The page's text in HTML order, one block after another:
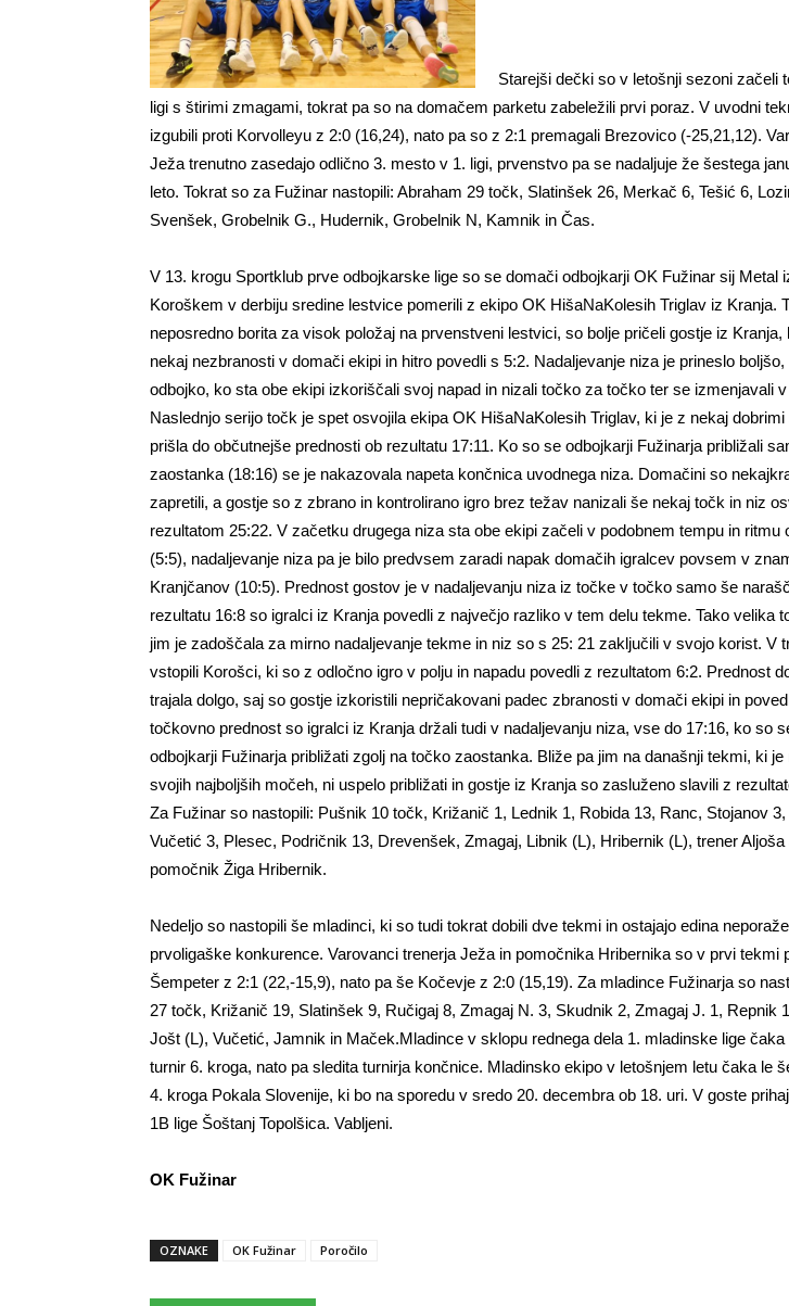
Starejši dečki so v letošnji sezoni začeli
ligi s štirimi zmagami, tokrat pa so na domačem parketu zabeležili prvi poraz. V uvodni
izgubili proti Korvolleyu z 2:0 (16,24), nato pa so z 2:1 premagali Brezovico (-25,21,12).
Ježa trenutno zasedajo odlično 3. mesto v 1. ligi, prvenstvo pa se nadaljuje že šestega
leto. Tokrat so za Fužinar nastopili: Abraham 29 točk, Slatinšek 26, Merkač 6, Tešić 6,
Svenšek, Grobelnik G., Hudernik, Grobelnik N, Kamnik in Čas.
V 13. krogu Sportklub prve odbojkarske lige so se domači odbojkarji OK Fužinar sij Metal
Koroškem v derbiju sredine lestvice pomerili z ekipo OK HišaNaKolesih Triglav iz Kranja.
neposredno borita za visok položaj na prvenstveni lestvici, so bolje pričeli gostje iz Kranja,
nekaj nezbranosti v domači ekipi in hitro povedli s 5:2. Nadaljevanje niza je prineslo
odbojko, ko sta obe ekipi izkoriščali svoj napad in nizali točko za točko ter se izmenjavali
Naslednjo serijo točk je spet osvojila ekipa OK HišaNaKolesih Triglav, ki je z nekaj
prišla do občutnejše prednosti ob rezultatu 17:11. Ko so se odbojkarji Fužinarja približali
zaostanka (18:16) se je nakazovala napeta končnica uvodnega niza. Domačini so
zapretili, a gostje so z zbrano in kontrolirano igro brez težav nanizali še nekaj točk in niz
rezultatom 25:22. V začetku drugega niza sta obe ekipi začeli v podobnem tempu in ritmu
(5:5), nadaljevanje niza pa je bilo predvsem zaradi napak domačih igralcev povsem v
Kranjčanov (10:5). Prednost gostov je v nadaljevanju niza iz točke v točko samo še
rezultatu 16:8 so igralci iz Kranja povedli z največjo razliko v tem delu tekme. Tako velika
jim je zadoščala za mirno nadaljevanje tekme in niz so s 25: 21 zaključili v svojo korist. V
vstopili Korošci, ki so z odločno igro v polju in napadu povedli z rezultatom 6:2. Prednost
trajala dolgo, saj so gostje izkoristili nepričakovani padec zbranosti v domači ekipi in
točkovno prednost so igralci iz Kranja držali tudi v nadaljevanju niza, vse do 17:16, ko so
odbojkarji Fužinarja približati zgolj na točko zaostanka. Bliže pa jim na današnji tekmi, ki je
svojih najboljših močeh, ni uspelo približati in gostje iz Kranja so zasluženo slavili z
Za Fužinar so nastopili: Pušnik 10 točk, Križanič 1, Lednik 1, Robida 13, Ranc, Stojanov
Vučetić 3, Plesec, Podričnik 13, Drevenšek, Zmagaj, Libnik (L), Hribernik (L), trener
pomočnik Žiga Hribernik.
Nedeljo so nastopili še mladinci, ki so tudi tokrat dobili dve tekmi in ostajajo edina
prvoligaške konkurence. Varovanci trenerja Ježa in pomočnika Hribernika so v prvi tekmi
Šempeter z 2:1 (22,-15,9), nato pa še Kočevje z 2:0 (15,19). Za mladince Fužinarja so
27 točk, Križanič 19, Slatinšek 9, Ručigaj 8, Zmagaj N. 3, Skudnik 2, Zmagaj J. 1, Repnik
Jošt (L), Vučetić, Jamnik in Maček.Mladince v sklopu rednega dela 1. mladinske lige
turnir 6. kroga, nato pa sledita turnirja končnice. Mladinsko ekipo v letošnjem letu čaka le
4. kroga Pokala Slovenije, ki bo na sporedu v sredo 20. decembra ob 18. uri. V goste
1B lige Šoštanj Topolšica. Vabljeni.
OK Fužinar
OZNAKE OK Fužinar Poročilo